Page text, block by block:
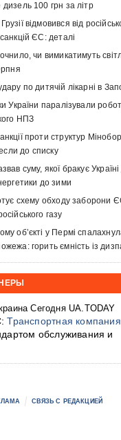
100 грн за літр
відмовився від
ЄС: деталі
чи вимикатимуть
по дитячій лікарні в
України паралізували
НПЗ
проти структур
до списку
суму, якої бракує
до зими
схему обходу заборони
газу
об’єкті у Пермі
горить ємність із
Сегодня UA.TODAY
Транспортная компания
обслуживания и
СВЯЗЬ С РЕДАКЦИЕЙ